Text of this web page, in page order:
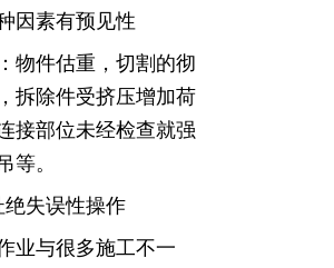
因素有预见性
物件估重，切割的彻
拆除件受挤压增加荷
接部位未经检查就强
等。
绝失误性操作
业与很多施工不一